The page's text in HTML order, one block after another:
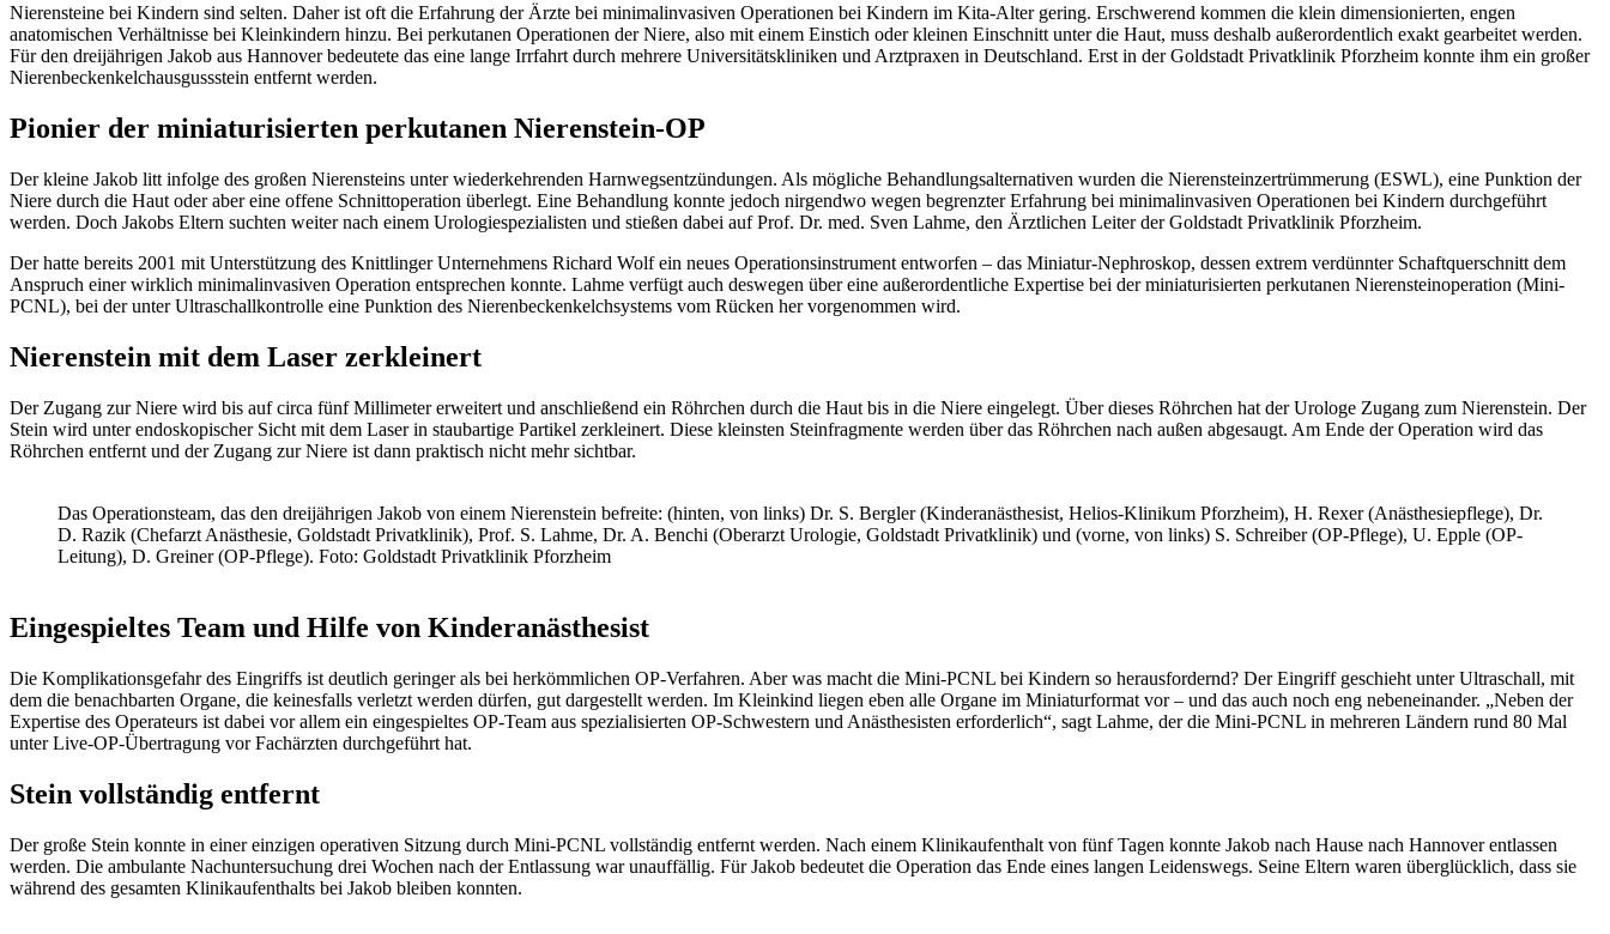
Nierensteine bei Kindern sind selten. Daher ist oft die Erfahrung der Ärzte bei minimalinvasiven Operationen bei Kindern im Kita-Alter gering. Erschwerend kommen die klein dimensionierten, engen
anatomischen Verhältnisse bei Kleinkindern hinzu. Bei perkutanen Operationen der Niere, also mit einem Einstich oder kleinen Einschnitt unter die Haut, muss deshalb außerordentlich exakt gearbeitet werden.
Für den dreijährigen Jakob aus Hannover bedeutete das eine lange Irrfahrt durch mehrere Universitätskliniken und Arztpraxen in Deutschland. Erst in der Goldstadt Privatklinik Pforzheim konnte ihm ein großer
Nierenbeckenkelchausgussstein entfernt werden.
Pionier der miniaturisierten perkutanen Nierenstein-OP
Der kleine Jakob litt infolge des großen Nierensteins unter wiederkehrenden Harnwegsentzündungen. Als mögliche Behandlungsalternativen wurden die Nierensteinzertrümmerung (ESWL), eine Punktion der
Niere durch die Haut oder aber eine offene Schnittoperation überlegt. Eine Behandlung konnte jedoch nirgendwo wegen begrenzter Erfahrung bei minimalinvasiven Operationen bei Kindern durchgeführt
werden. Doch Jakobs Eltern suchten weiter nach einem Urologiespezialisten und stießen dabei auf Prof. Dr. med. Sven Lahme, den Ärztlichen Leiter der Goldstadt Privatklinik Pforzheim.
Der hatte bereits 2001 mit Unterstützung des Knittlinger Unternehmens Richard Wolf ein neues Operationsinstrument entworfen – das Miniatur-Nephroskop, dessen extrem verdünnter Schaftquerschnitt dem
Anspruch einer wirklich minimalinvasiven Operation entsprechen konnte. Lahme verfügt auch deswegen über eine außerordentliche Expertise bei der miniaturisierten perkutanen Nierensteinoperation (Mini-
PCNL), bei der unter Ultraschallkontrolle eine Punktion des Nierenbeckenkelchsystems vom Rücken her vorgenommen wird.
Nierenstein mit dem Laser zerkleinert
Der Zugang zur Niere wird bis auf circa fünf Millimeter erweitert und anschließend ein Röhrchen durch die Haut bis in die Niere eingelegt. Über dieses Röhrchen hat der Urologe Zugang zum Nierenstein. Der
Stein wird unter endoskopischer Sicht mit dem Laser in staubartige Partikel zerkleinert. Diese kleinsten Steinfragmente werden über das Röhrchen nach außen abgesaugt. Am Ende der Operation wird das
Röhrchen entfernt und der Zugang zur Niere ist dann praktisch nicht mehr sichtbar.
Das Operationsteam, das den dreijährigen Jakob von einem Nierenstein befreite: (hinten, von links) Dr. S. Bergler (Kinderanästhesist, Helios-Klinikum Pforzheim), H. Rexer (Anästhesiepflege), Dr.
D. Razik (Chefarzt Anästhesie, Goldstadt Privatklinik), Prof. S. Lahme, Dr. A. Benchi (Oberarzt Urologie, Goldstadt Privatklinik) und (vorne, von links) S. Schreiber (OP-Pflege), U. Epple (OP-
Leitung), D. Greiner (OP-Pflege). Foto: Goldstadt Privatklinik Pforzheim
Eingespieltes Team und Hilfe von Kinderanästhesist
Die Komplikationsgefahr des Eingriffs ist deutlich geringer als bei herkömmlichen OP-Verfahren. Aber was macht die Mini-PCNL bei Kindern so herausfordernd? Der Eingriff geschieht unter Ultraschall, mit
dem die benachbarten Organe, die keinesfalls verletzt werden dürfen, gut dargestellt werden. Im Kleinkind liegen eben alle Organe im Miniaturformat vor – und das auch noch eng nebeneinander. „Neben der
Expertise des Operateurs ist dabei vor allem ein eingespieltes OP-Team aus spezialisierten OP-Schwestern und Anästhesisten erforderlich“, sagt Lahme, der die Mini-PCNL in mehreren Ländern rund 80 Mal
unter Live-OP-Übertragung vor Fachärzten durchgeführt hat.
Stein vollständig entfernt
Der große Stein konnte in einer einzigen operativen Sitzung durch Mini-PCNL vollständig entfernt werden. Nach einem Klinikaufenthalt von fünf Tagen konnte Jakob nach Hause nach Hannover entlassen
werden. Die ambulante Nachuntersuchung drei Wochen nach der Entlassung war unauffällig. Für Jakob bedeutet die Operation das Ende eines langen Leidenswegs. Seine Eltern waren überglücklich, dass sie
während des gesamten Klinikaufenthalts bei Jakob bleiben konnten.